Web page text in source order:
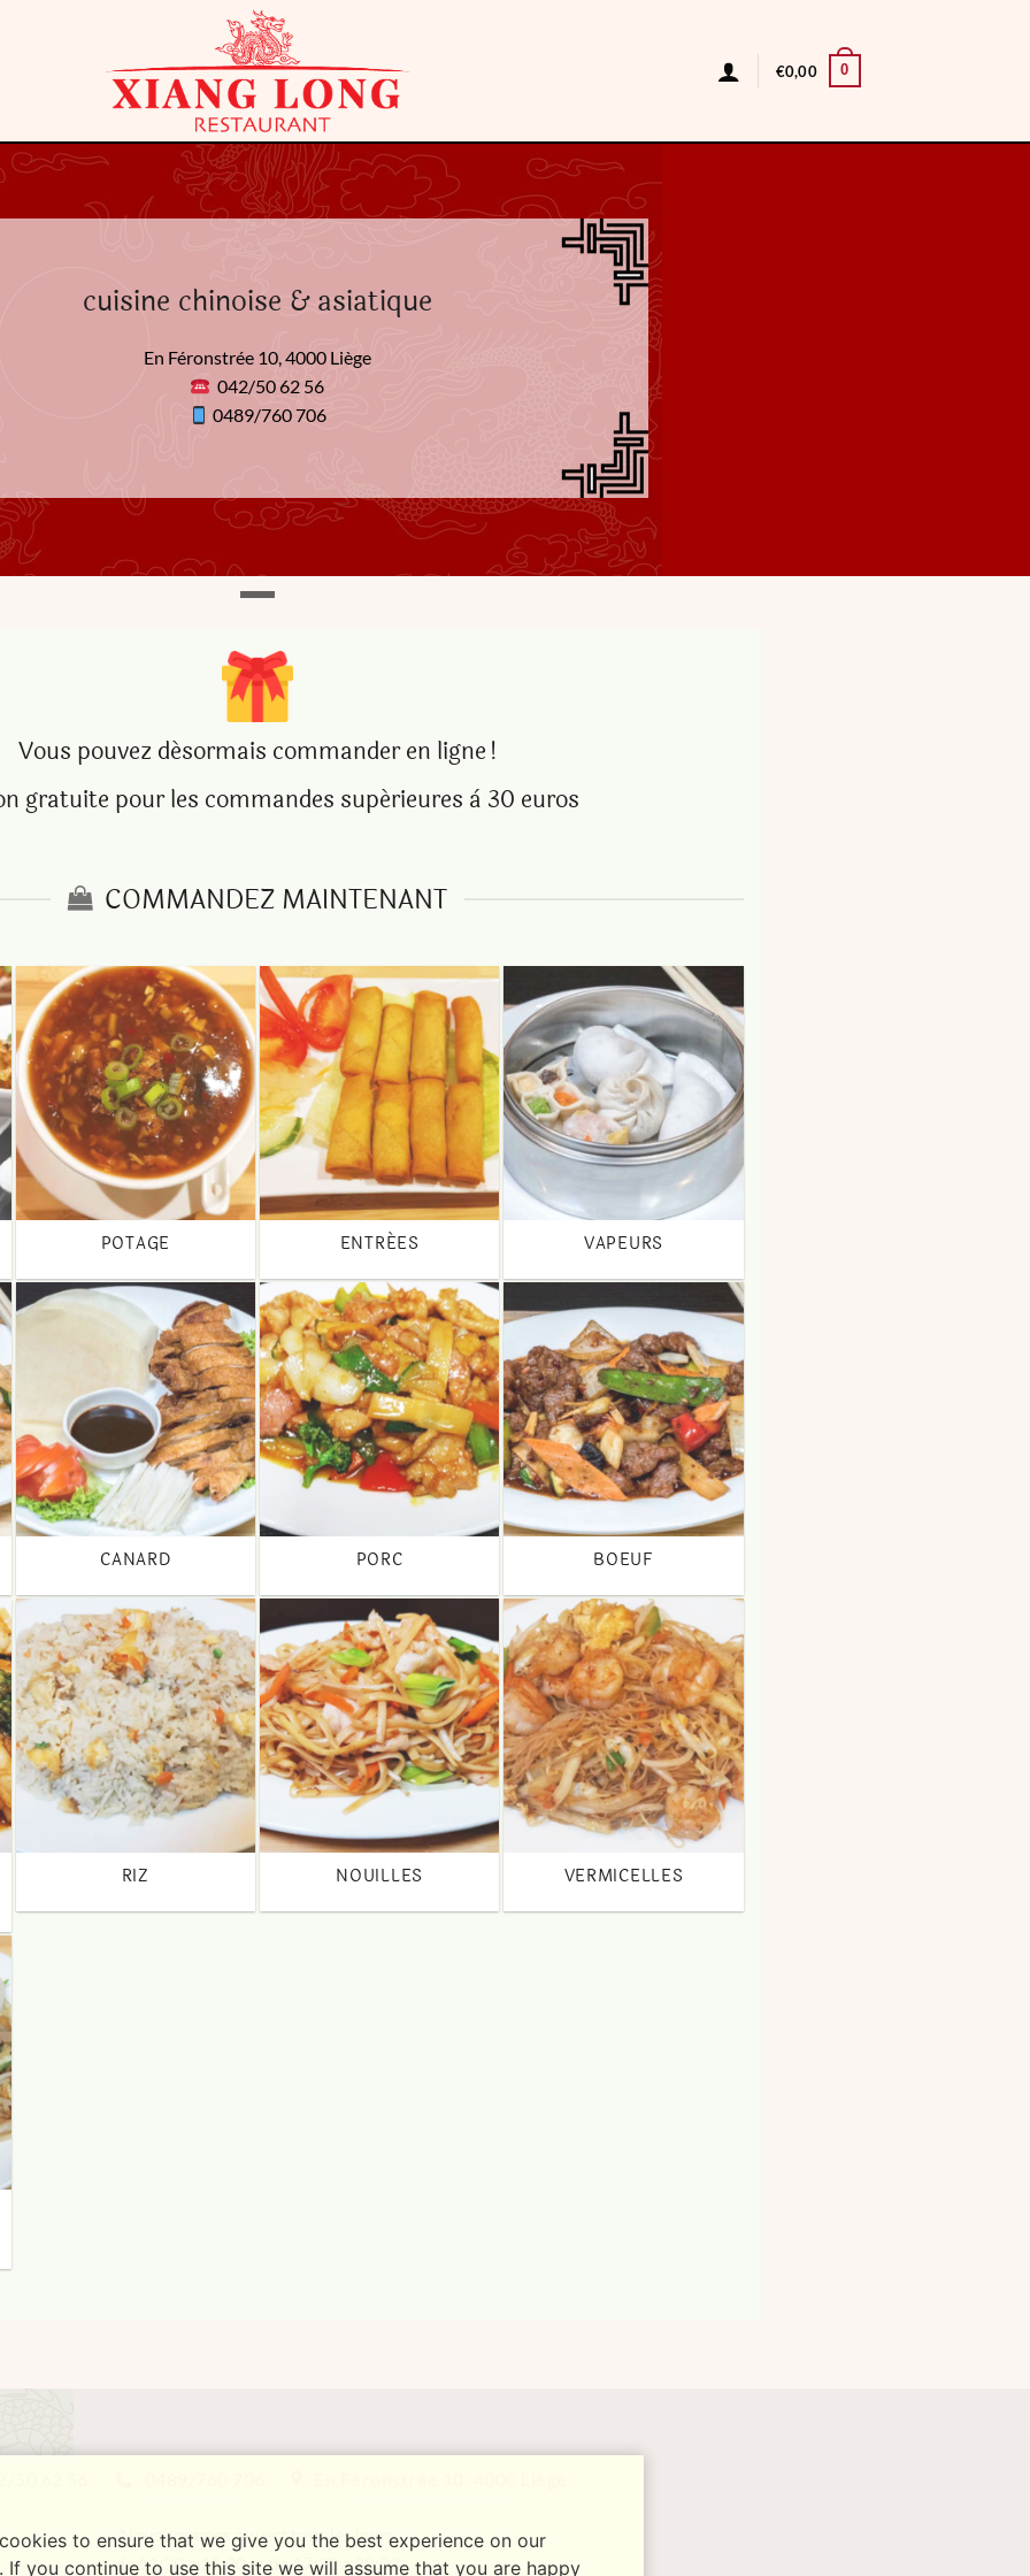
€0,00 0
cuisine chinoise & asiatique
En Féronstrée 10, 4000 Liège
042/50 62 56
0489/760 706
Vous pouvez désormais commander en ligne !
gratuite pour les commandes supérieures à 30 euros
COMMANDEZ MAINTENANT
POTAGE ENTRÉES VAPEURS
CANARD PORC BOEUF
RIZ NOUILLES VERMICELLES
Nous sommes ouvert tous les jours
de 11:30 à 15:00 et de 17:30 à 23:00
to ensure that we give you the best experience on our
If you continue to use this site we will assume that you are happy